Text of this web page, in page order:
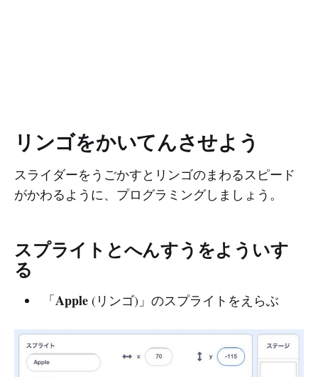
リンゴをかいてんさせよう
スライダーをうごかすとリンゴのまわるスピード
がかわるように、プログラミングしましょう。
スプライトとへんすうをよういす
る
「Apple(リンゴ)」のスプライトをえらぶ